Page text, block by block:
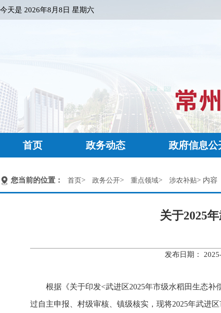
今天是 2026年8月8日 星期六
首页 政务动态 政府信息公
您当前的位置： 首页> 政务公开> 重点领域> 涉农补贴> 内容
关于2025
发布日期：
根据《关于印发<武进区2025年市级水稻田生态
过自主申报、村级审核、镇级核实，现将2025年武进